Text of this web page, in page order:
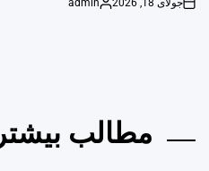
on
جولای 18, 2026
Posted
admin
مطالب بیشتر